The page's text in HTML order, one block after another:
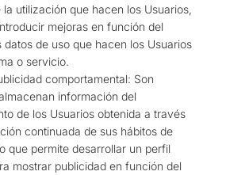
la utilización que hacen los Usuarios,
mejoras en función del
datos de uso que hacen los Usuarios
o servicio.
comportamental: Son
información del
de los Usuarios obtenida a través
continuada de sus hábitos de
que permite desarrollar un perfil
mostrar publicidad en función del